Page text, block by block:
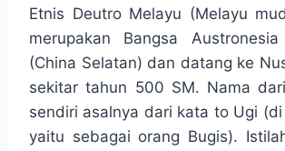
Etnis Deutro Melayu (Melayu
merupakan Bangsa
(China Selatan) dan datang ke
sekitar tahun 500 SM. Nama
sendiri asalnya dari kata to Ugi
yaitu sebagai orang Bugis).